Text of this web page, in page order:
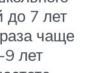
до 7 лет
чаще
9 лет